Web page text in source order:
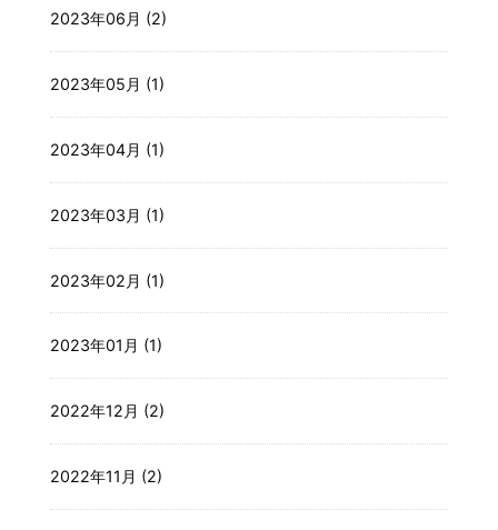
2023年06月 (2)
2023年05月 (1)
2023年04月 (1)
2023年03月 (1)
2023年02月 (1)
2023年01月 (1)
2022年12月 (2)
2022年11月 (2)